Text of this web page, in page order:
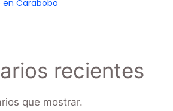
en Carabobo
recientes
que mostrar.